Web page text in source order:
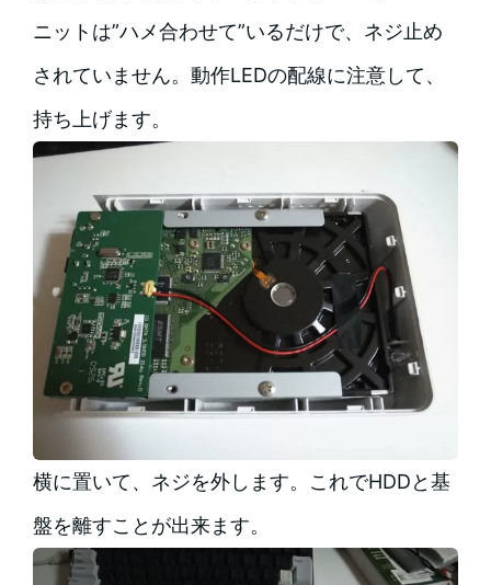
ニットは”ハメ合わせて”いるだけで、ネジ止め
されていません。動作LEDの配線に注意して、
持ち上げます。
横に置いて、ネジを外します。これでHDDと基
盤を離すことが出来ます。